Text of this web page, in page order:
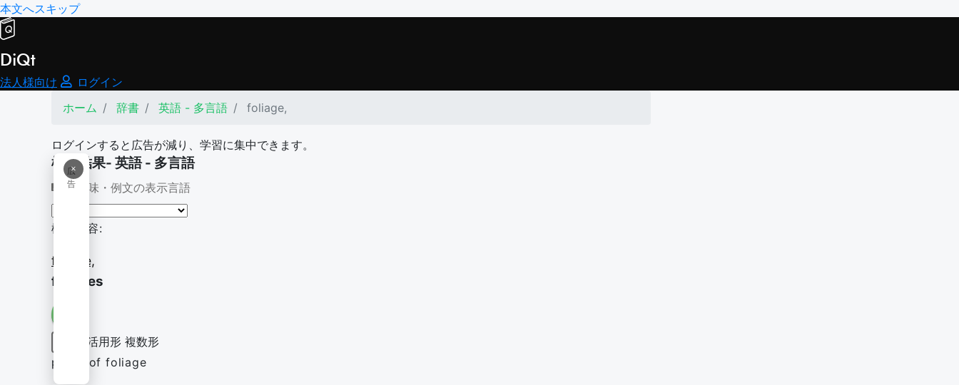
本文へスキップ
DiQt
法人様向け
ログイン
ホーム
辞書 英語 - 多言語 foliage,
ログインすると広告が減り、学習に集中できます。
×
広
告
検索結果- 英語 - 多言語
意味・例文の表示言語
検索内容:
foliage,
foliages
活用形 複数形
plural of foliage